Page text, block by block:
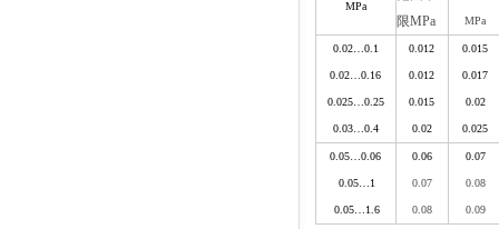
MPa
限MPa
MPa
0.02…0.1
0.02…0.16
0.025…0.25
0.03…0.4
0.012
0.012
0.015
0.02
0.015
0.017
0.02
0.025
0.05…0.06
0.05…1
0.05…1.6
0.06
0.07
0.08
0.07
0.08
0.09